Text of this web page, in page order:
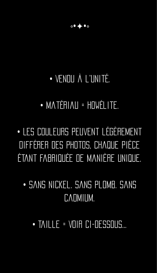
◦•✦•◦
• Vendu à l'unité.
• Matériau = Howélite.
• Les couleurs peuvent légèrement
différer des photos, chaque pièce
étant fabriquée de manière unique.
• Sans nickel. Sans plomb. Sans
cadmium.
• Taille = Voir ci-dessous...